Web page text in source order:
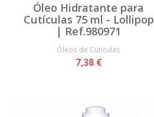
Óleo Hidratante para
Cutículas 75 ml - Lollipop
| Ref.980971
Óleos de Cutículas
7,38 €